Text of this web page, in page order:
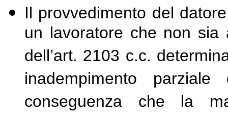
Il provvedimento del
un lavoratore che non sia
dell’art. 2103 c.c.
inadempimento
conseguenza che la